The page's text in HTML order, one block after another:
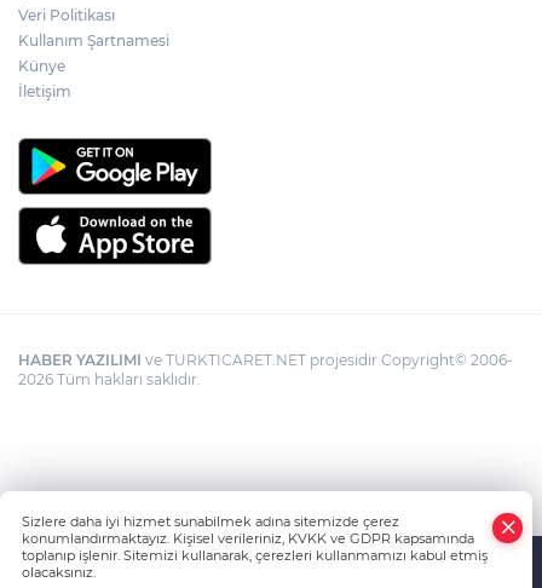
Veri Politikası
Kullanım Şartnamesi
Künye
İletişim
HABER YAZILIMI ve TURKTICARET.NET projesidir Copyright© 2006-
2026 Tüm hakları saklıdır.
Sizlere daha iyi hizmet sunabilmek adına sitemizde çerez
konumlandırmaktayız. Kişisel verileriniz, KVKK ve GDPR kapsamında
toplanıp işlenir. Sitemizi kullanarak, çerezleri kullanmamızı kabul etmiş
olacaksınız.